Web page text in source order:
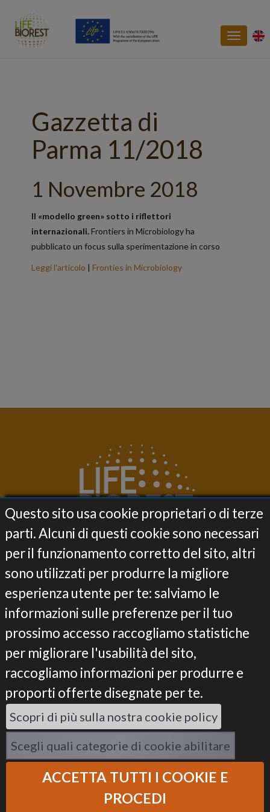
Toggle
Gazzetta di
Parma 11/2018
1 Novembre 2018
Il «modello green» sotto i riflettori
internazionali.Frontiers in Microbiology ha
pubblicato un focus sulla sperimentazione in corso
Leggi l'articolo |Fronties in Microbiology
LIFE BIOREST
Il progetto
Gli obiettivi
Le azioni
I risultati
Il programma LIFE
Partner
Contatti
Privacy e cookie policy
Powered by Instilla
Questo sito usa cookie proprietari o di terze
parti. Alcuni di questi cookie sono necessari
per il funzionamento corretto del sito, altri
sono utilizzati per produrre la migliore
esperienza utente per te: salviamo le
informazioni sulle preferenze per il tuo
prossimo accesso raccogliamo statistiche
per migliorare l'usabilità del sito,
raccogliamo informazioni per produrre e
proporti offerte disegnate per te.
Scopri di più sulla nostra cookie policy
Scegli quali categorie di cookie abilitare
ACCETTA TUTTI I COOKIE E
PROCEDI